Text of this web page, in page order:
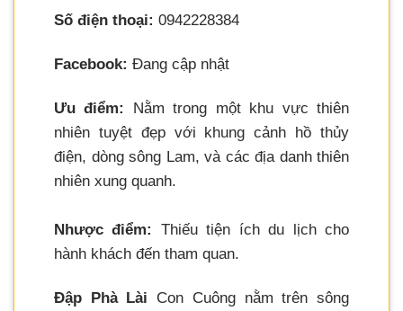
Số điện thoại: 0942228384
Facebook: Đang cập nhật
Ưu điểm:
Nằm trong một khu vực thiên
nhiên tuyệt đẹp với khung cảnh hồ thủy
điện, dòng sông Lam, và các địa danh thiên
nhiên xung quanh.
Nhược điểm:
Thiếu tiện ích du lịch cho
hành khách đến tham quan.
Đập Phà Lài Con Cuông nằm trên sông